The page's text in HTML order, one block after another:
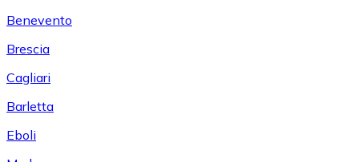
Benevento
Brescia
Cagliari
Barletta
Eboli